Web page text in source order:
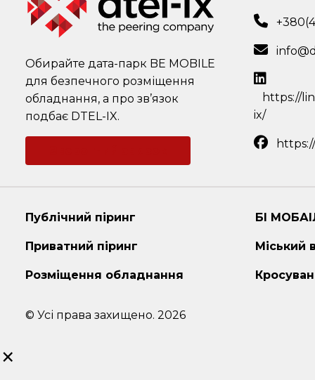
Обирайте дата-парк BE MOBILE
для безпечного розміщення
обладнання, а про зв’язок
подбає DTEL-IX.
https://
ix/
Публічний піринг
Приватний піринг
Розміщення обладнання
БІ
Міський
© Усі права захищено. 2026
×